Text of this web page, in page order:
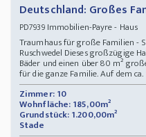
Deutschland: Großes
PD7939Immobilien-Payre - Haus
Traumhaus für große Familien -
Ruschwedel Dieses großzügige
Bäder und einen über 80 m²
für die ganze Familie. Auf dem ca.
Zimmer: 10
Wohnfläche: 185,00m²
Grundstück: 1.200,00m²
Stade